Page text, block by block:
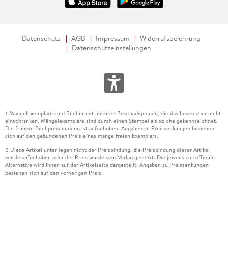
Datenschutz AGB Impressum
Widerrufsbelehrung
Datenschutzeinstellungen
1 Mängelexemplare sind Bücher mit leichten Beschädigungen, die das Lesen aber nicht
einschränken. Mängelexemplare sind durch einen Stempel als solche gekennzeichnet.
Die frühere Buchpreisbindung ist aufgehoben. Angaben zu Preissenkungen beziehen
sich auf den gebundenen Preis eines mangelfreien Exemplars.
2 Diese Artikel unterliegen nicht der Preisbindung, die Preisbindung dieser Artikel
wurde aufgehoben oder der Preis wurde vom Verlag gesenkt. Die jeweils zutreffende
Alternative wird Ihnen auf der Artikelseite dargestellt. Angaben zu Preissenkungen
beziehen sich auf den vorherigen Preis.